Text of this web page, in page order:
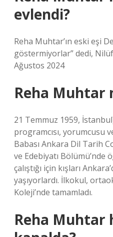
evlendi?
Reha Muhtar’ın eski eşi
göstermiyorlar” dedi,
Ağustos 2024
Reha Muhtar
21 Temmuz 1959,
programcısı, yorumcusu
Babası Ankara Dil Tarih
ve Edebiyatı
çalıştığı için kışları
yaşıyorlardı. İlkokul,
Koleji’nde tamamladı.
Reha Muhtar